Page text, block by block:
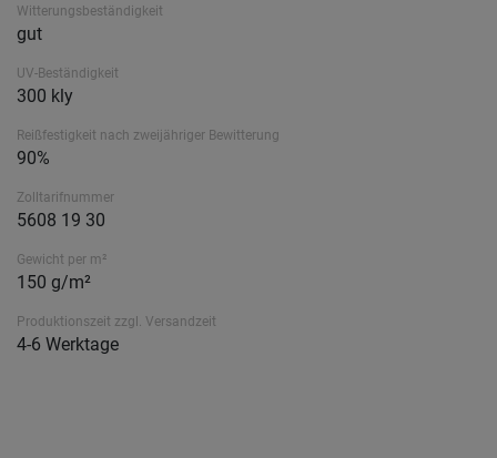
Witterungsbeständigkeit
gut
UV-Beständigkeit
300 kly
Reißfestigkeit nach zweijähriger Bewitterung
90%
Zolltarifnummer
5608 19 30
Gewicht per m²
150 g/m²
Produktionszeit zzgl. Versandzeit
4-6 Werktage